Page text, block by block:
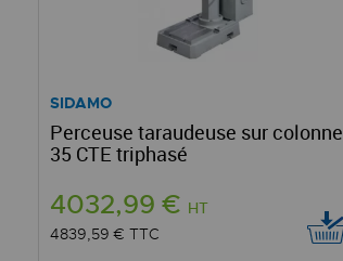
SIDAMO
Perceuse taraudeuse sur colonne
35 CTE triphasé
4032,99 € HT
4839,59 € TTC